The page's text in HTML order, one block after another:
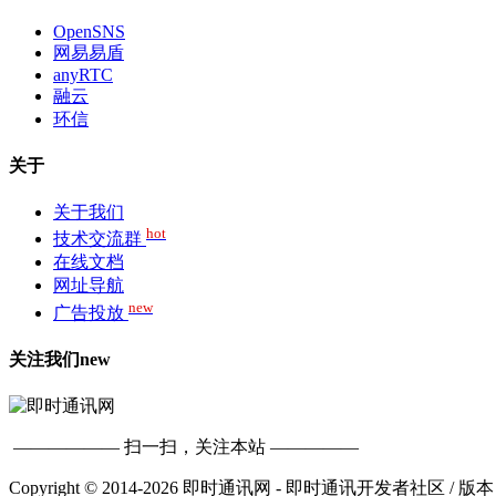
OpenSNS
网易易盾
anyRTC
融云
环信
关于
关于我们
技术交流群 hot
在线文档
网址导航
广告投放 new
关注我们new
—————— 扫一扫，关注本站 —————
Copyright © 2014-2026 即时通讯网 - 即时通讯开发者社区 / 版